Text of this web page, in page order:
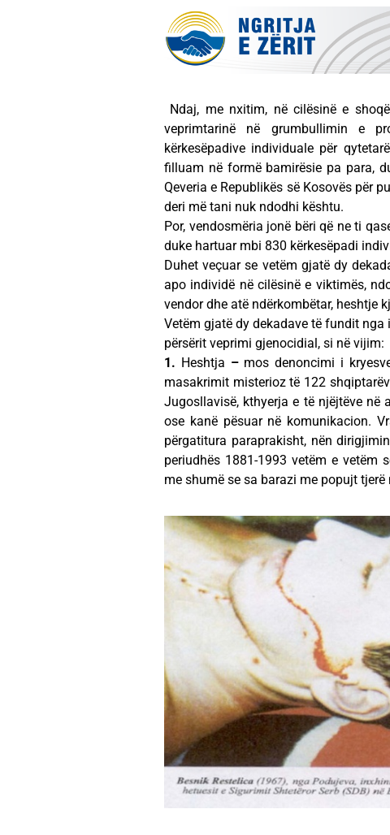
Ndaj, me nxitim, në cilësinë e
veprimtarinë në grumbullimin e
kërkesëpadive individuale për
filluam në formë bamirësie pa para,
Qeveria e Republikës së Kosovës për
deri më tani nuk ndodhi kështu.
Por, vendosmëria jonë bëri që ne ti
duke hartuar mbi 830 kërkesëpadi
Duhet veçuar se vetëm gjatë dy
apo individë në cilësinë e viktimës,
vendor dhe atë ndërkombëtar, heshtje
Vetëm gjatë dy dekadave të fundit nga
përsërit veprimi gjenocidial, si në vijim:
1. Heshtja – mos denoncimi i
masakrimit misterioz të 122
Jugosllavisë, kthyerja e të njëjtëve në
ose kanë pësuar në komunikacion.
përgatitura paraprakisht, nën
periudhës 1881-1993 vetëm e vetëm
me shumë se sa barazi me popujt